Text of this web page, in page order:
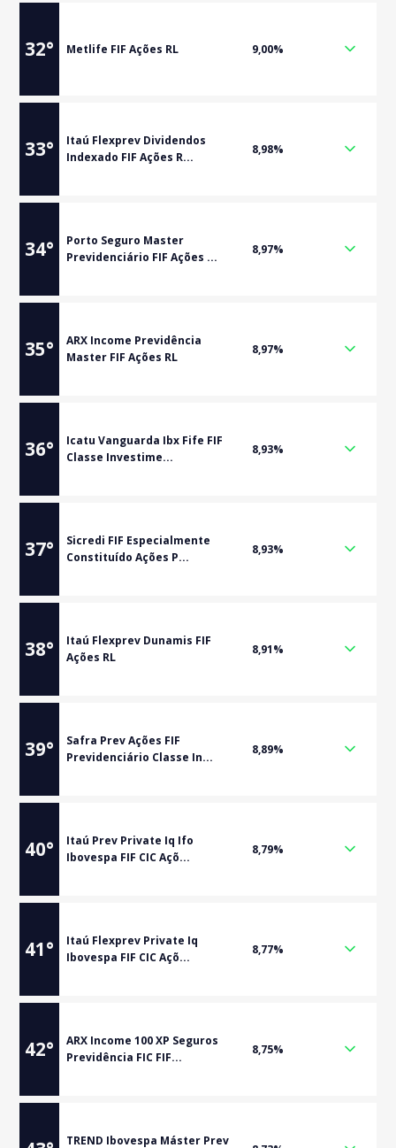
32° Metlife FIF Ações RL 9,00%
33°
Itaú Flexprev Dividendos
Indexado FIF Ações R...
8,98%
34°
Porto Seguro Master
Previdenciário FIF Ações ...
8,97%
35°
ARX Income Previdência
Master FIF Ações RL
8,97%
36°
Icatu Vanguarda Ibx Fife FIF
Classe Investime...
8,93%
37°
Sicredi FIF Especialmente
Constituído Ações P...
8,93%
38°
Itaú Flexprev Dunamis FIF
Ações RL
8,91%
39°
Safra Prev Ações FIF
Previdenciário Classe In...
8,89%
40°
Itaú Prev Private Iq Ifo
Ibovespa FIF CIC Açõ...
8,79%
41°
Itaú Flexprev Private Iq
Ibovespa FIF CIC Açõ...
8,77%
42°
ARX Income 100 XP Seguros
Previdência FIC FIF...
8,75%
TREND Ibovespa Máster Prev